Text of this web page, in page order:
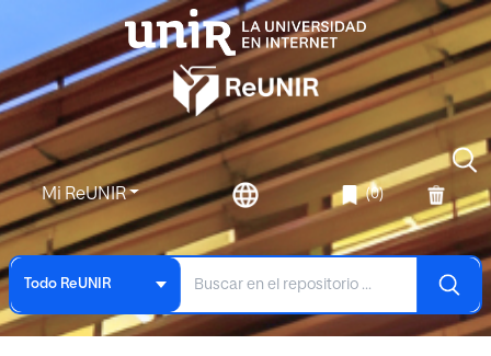
Mi ReUNIR (0)
Todo ReUNIR